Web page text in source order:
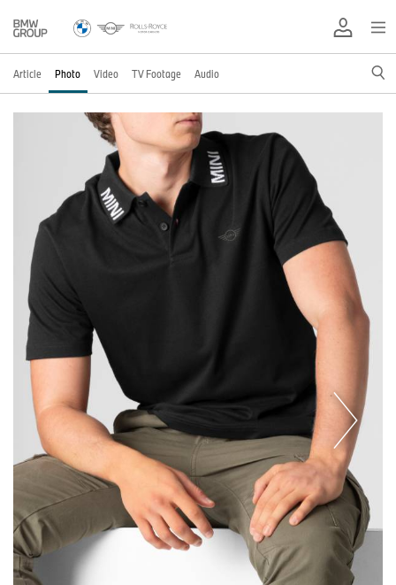
Article Photo Video TV Footage Audio